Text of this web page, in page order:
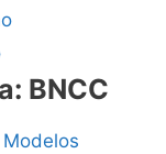
BNCC